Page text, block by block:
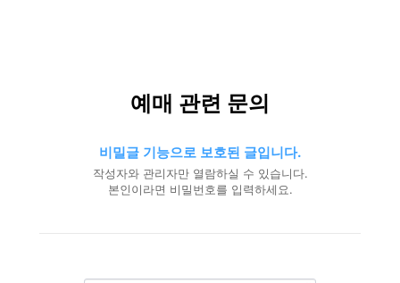
예매 관련 문의
비밀글 기능으로 보호된 글입니다.
작성자와 관리자만 열람하실 수 있습니다.
본인이라면 비밀번호를 입력하세요.